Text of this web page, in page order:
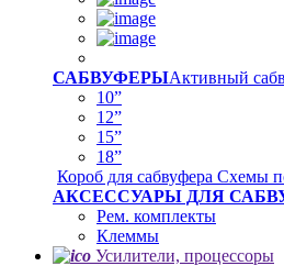
САБВУФЕРЫАктивный
10”
12”
15”
18”
Короб для сабвуфера Схемы
АКСЕССУАРЫ ДЛЯ
Рем. комплекты
Клеммы
Усилители, процессоры